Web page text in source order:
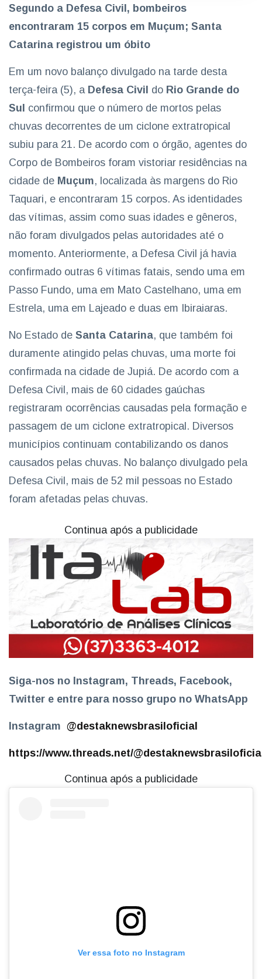
Segundo a Defesa Civil, bombeiros
encontraram 15 corpos em Muçum; Santa
Catarina registrou um óbito
Em um novo balanço divulgado na tarde desta
terça-feira (5), a Defesa Civil do Rio Grande do
Sul confirmou que o número de mortos pelas
chuvas decorrentes de um ciclone extratropical
subiu para 21. De acordo com o órgão, agentes do
Corpo de Bombeiros foram vistoriar residências na
cidade de Muçum, localizada às margens do Rio
Taquari, e encontraram 15 corpos. As identidades
das vítimas, assim como suas idades e gêneros,
não foram divulgados pelas autoridades até o
momento. Anteriormente, a Defesa Civil já havia
confirmado outras 6 vítimas fatais, sendo uma em
Passo Fundo, uma em Mato Castelhano, uma em
Estrela, uma em Lajeado e duas em Ibiraiaras.
No Estado de Santa Catarina, que também foi
duramente atingido pelas chuvas, uma morte foi
confirmada na cidade de Jupiá. De acordo com a
Defesa Civil, mais de 60 cidades gaúchas
registraram ocorrências causadas pela formação e
passagem de um ciclone extratropical. Diversos
municípios continuam contabilizando os danos
causados pelas chuvas. No balanço divulgado pela
Defesa Civil, mais de 52 mil pessoas no Estado
foram afetadas pelas chuvas.
Continua após a publicidade
Siga-nos no Instagram, Threads, Facebook,
Twitter e entre para nosso grupo no WhatsApp
Instagram @destaknewsbrasiloficial
https://www.threads.net/
Continua após a publicidade
Ver essa foto no Instagram